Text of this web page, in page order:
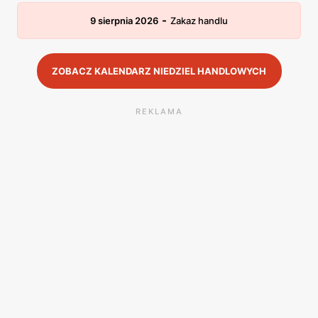
9 sierpnia 2026 - Zakaz handlu
ZOBACZ KALENDARZ NIEDZIEL HANDLOWYCH
REKLAMA